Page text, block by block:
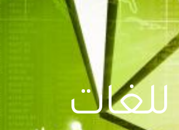
للغات